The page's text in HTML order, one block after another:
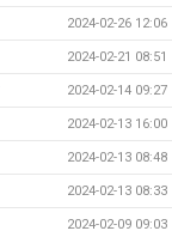
2024-02-26 12:06
2024-02-21 08:51
2024-02-14 09:27
2024-02-13 16:00
2024-02-13 08:48
2024-02-13 08:33
2024-02-09 09:03